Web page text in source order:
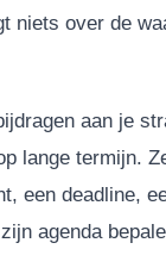
niets over de
aan je
lange termijn.
een deadline,
agenda